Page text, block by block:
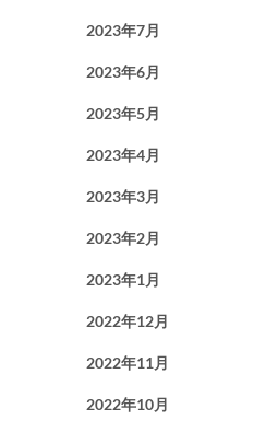
2023年7月
2023年6月
2023年5月
2023年4月
2023年3月
2023年2月
2023年1月
2022年12月
2022年11月
2022年10月